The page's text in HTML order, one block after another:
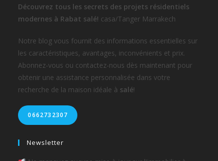
Découvrez tous les secrets des projets résidentiels
modernes à Rabat salé! casa/Tanger Marrakech
Notre blog vous fournit des informations essentielles sur
les caractéristiques, avantages, inconvénients et prix.
Abonnez-vous ou contactez-nous dès maintenant pour
obtenir une assistance personnalisée dans votre
recherche de la maison idéale à salé!
0662732307
Newsletter